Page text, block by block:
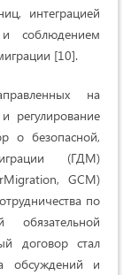
интеграцией
соблюдением
[10].
на
регулирование
о безопасной,
(ГДМ)
GCM)
по
договор стал
обсуждений и